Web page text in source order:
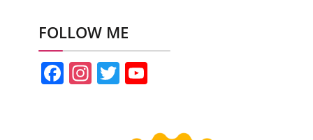
FOLLOW ME
Facebook
Instagram
Twitter